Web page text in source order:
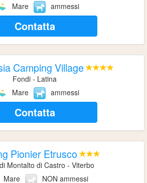
Mare
ammessi
Contatta
Camping Village
Fondi - Latina
Mare
ammessi
Contatta
Pionier Etrusco
Montalto di Castro - Viterbo
Mare
NON ammessi